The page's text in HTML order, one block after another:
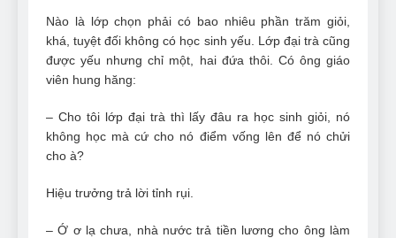
Nào là lớp chọn phải có bao nhiêu phần trăm giỏi,
khá, tuyệt đối không có học sinh yếu. Lớp đại trà cũng
được yếu nhưng chỉ một, hai đứa thôi. Có ông giáo
viên hung hăng:
– Cho tôi lớp đại trà thì lấy đâu ra học sinh giỏi, nó
không học mà cứ cho nó điểm vống lên để nó chửi
cho à?
Hiệu trưởng trả lời tỉnh rụi.
– Ớ ơ lạ chưa, nhà nước trả tiền lương cho ông làm